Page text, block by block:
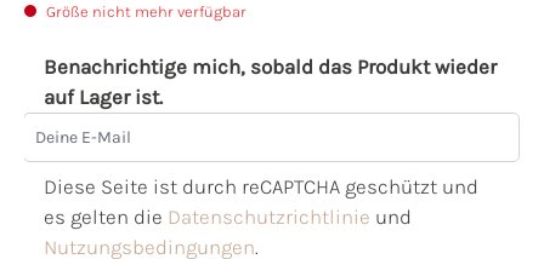
Größe nicht mehr verfügbar
Benachrichtige mich, sobald das Produkt wieder
auf Lager ist.
Deine E-Mail
Diese Seite ist durch reCAPTCHA geschützt und
es gelten die Datenschutzrichtlinie und
Nutzungsbedingungen.